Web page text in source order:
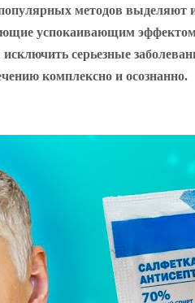
методов выделяют
успокаивающим
серьезные
комплексно и осознанно.